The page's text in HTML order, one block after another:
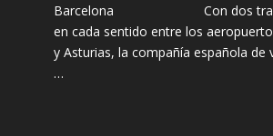
Con dos
en cada sentido entre los
y Asturias, la compañía española de
…